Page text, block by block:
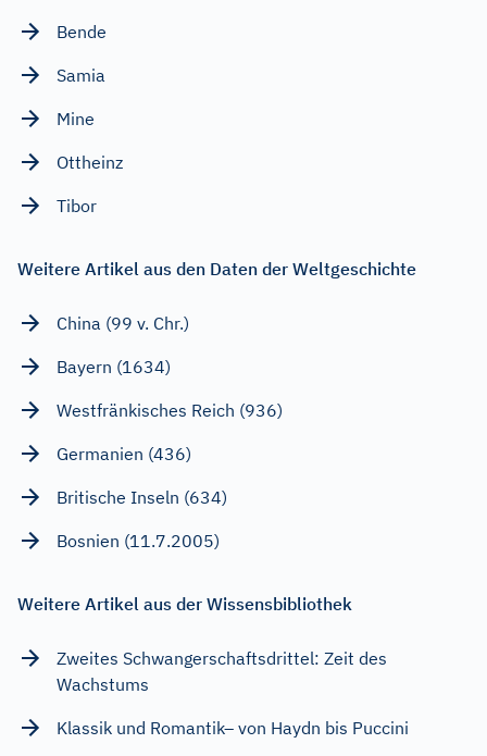
Bende
Samia
Mine
Ottheinz
Tibor
Weitere Artikel aus den Daten der Weltgeschichte
China (99 v. Chr.)
Bayern (1634)
Westfränkisches Reich (936)
Germanien (436)
Britische Inseln (634)
Bosnien (11.7.2005)
Weitere Artikel aus der Wissensbibliothek
Zweites Schwangerschaftsdrittel: Zeit des
Wachstums
Klassik und Romantik– von Haydn bis Puccini